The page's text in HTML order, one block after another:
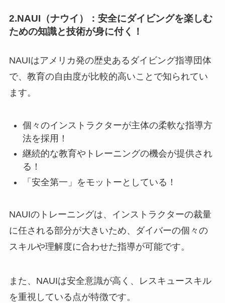
2.NAUI（ナウイ）：安全にダイビングを楽しむ
ための知識と技術が身に付く！
NAUIはアメリカ発の歴史あるダイビング指導団体
で、教育の自由度が比較的高いことで知られてい
ます。
個々のインストラクターが主体の柔軟な指導方
法を採用！
継続的な教育やトレーニングの機会が提供され
る！
「安全第一」をモットーとしている！
NAUIのトレーニングは、インストラクターの裁量
に任される部分が大きいため、ダイバーの個々の
スキルや理解度に合わせた指導が可能です。
また、NAUIは安全意識が高く、レスキュースキル
を重視している点が特徴です。